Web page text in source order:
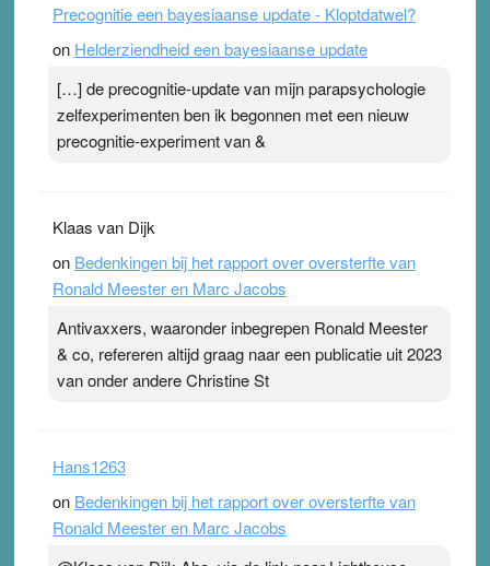
Precognitie een bayesiaanse update - Kloptdatwel?
on Helderziendheid een bayesiaanse update
[…] de precognitie-update van mijn parapsychologie
zelfexperimenten ben ik begonnen met een nieuw
precognitie-experiment van &
Klaas van Dijk
on Bedenkingen bij het rapport over oversterfte van
Ronald Meester en Marc Jacobs
Antivaxxers, waaronder inbegrepen Ronald Meester
& co, refereren altijd graag naar een publicatie uit 2023
van onder andere Christine St
Hans1263
on Bedenkingen bij het rapport over oversterfte van
Ronald Meester en Marc Jacobs